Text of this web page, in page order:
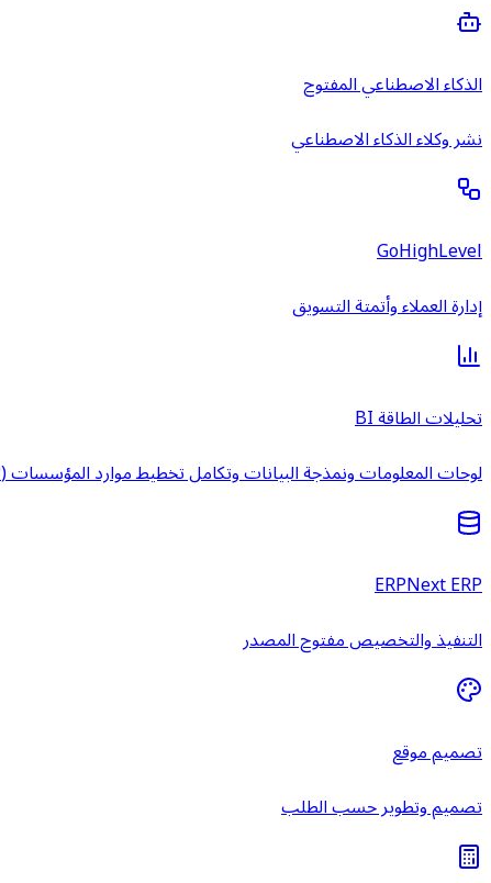
الذكاء الاصطناعي المفتوح
نشر وكلاء الذكاء الاصطناعي
GoHighLevel
إدارة العملاء وأتمتة التسويق
تحليلات الطاقة BI
لوحات المعلومات ونمذجة البيانات وتكامل تخطيط موارد المؤسسات (ERP) وخدمات ذكاء الأعمال المُدارة.
ERPNext ERP
التنفيذ والتخصيص مفتوح المصدر
تصميم موقع
تصميم وتطوير حسب الطلب